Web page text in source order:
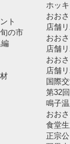
ト
の市
ホッ
おお
店舗
おお
店舗
おお
店舗
国際
第32
鳴子
おお
食堂
正宗